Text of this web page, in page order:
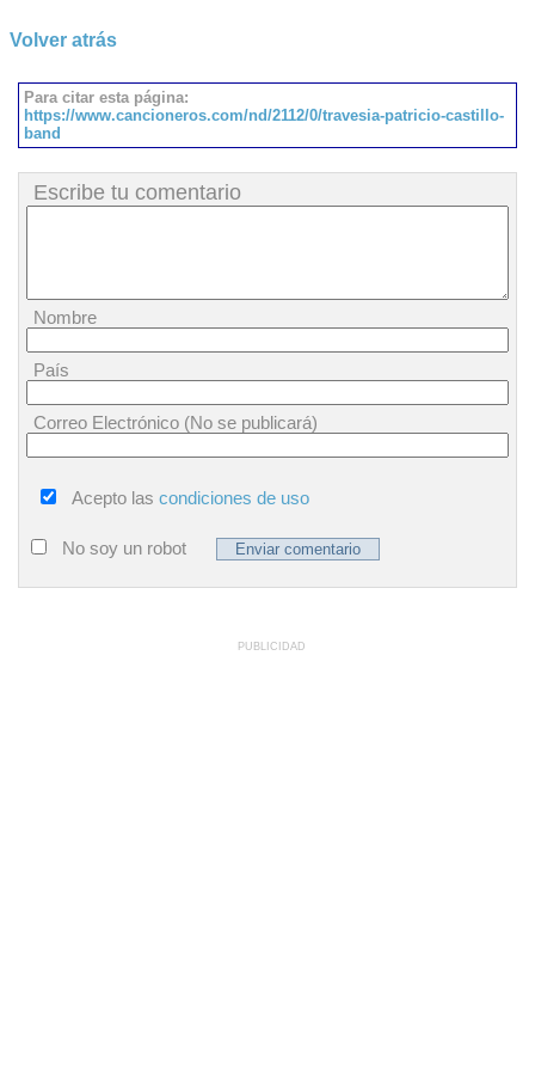
Volver atrás
Para citar esta página:
https://www.cancioneros.com/nd/2112/0/travesia-patricio-castillo-
band
Escribe tu comentario
Nombre
País
Correo Electrónico (No se publicará)
Acepto las condiciones de uso
No soy un robot
PUBLICIDAD